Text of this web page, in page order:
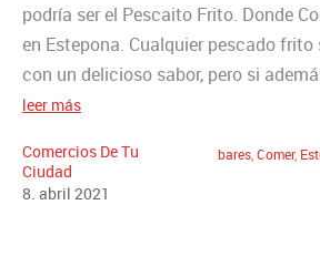
podría ser el Pescaito Frito. Donde
en Estepona. Cualquier pescado
con un delicioso sabor, pero si
leer más
Comercios De Tu
Ciudad
8 abril 2021
bares Comer,